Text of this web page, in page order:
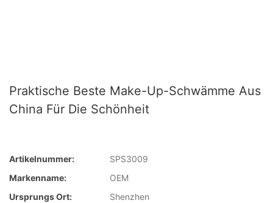
Praktische Beste Make-Up-Schwämme Aus
China Für Die Schönheit
Artikelnummer:
SPS3009
Markenname:
OEM
Ursprungs Ort:
Shenzhen